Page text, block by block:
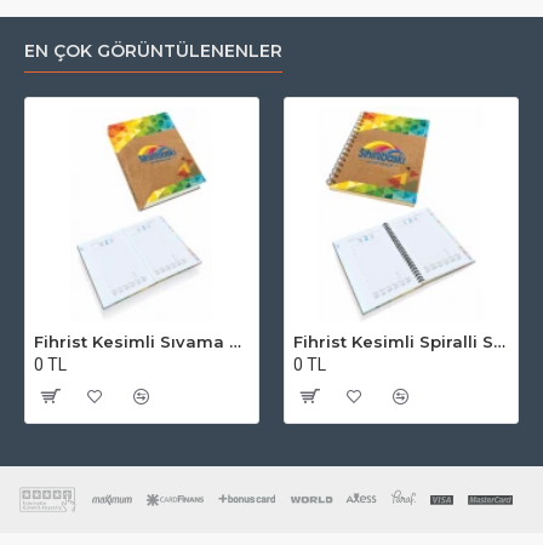
EN ÇOK GÖRÜNTÜLENENLER
Fihrist Kesimli Sıvama Kapak Ajanda
0 TL
Fihrist Kesimli Spiralli Sıvama Kapak Ajanda
0 TL